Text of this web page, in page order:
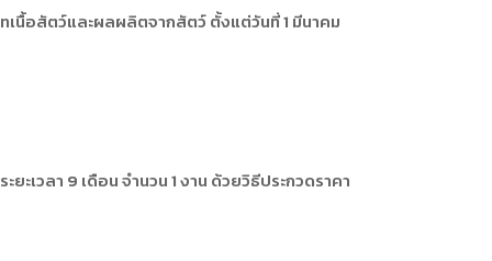
เนื้อสัตว์และผลผลิตจากสัตว์ ตั้งแต่วันที่ 1 มีนาคม
เวลา 9 เดือน จำนวน 1 งาน ด้วยวิธีประกวดราคา